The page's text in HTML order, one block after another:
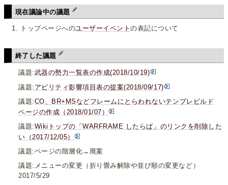
現在議論中の議題
トップページへのユーザーイベントの表記について
終了した議題
議題:武器の勢力一覧表の作成(2018/10/19)
議題: アビリティ影響項目表の提案(2018/09/17)
議題:CO、BR+MSなどフレームにとらわれないテンプレビルド
ページの作成（2018/01/07）
議題:Wikiトップの「WARFRAME したらば」のリンクを削除した
い（2017/12/05）
議題:ページの階層化→廃案
議題:メニューの変更（折り畳み解除や並び順の変更など）
2017/5/29